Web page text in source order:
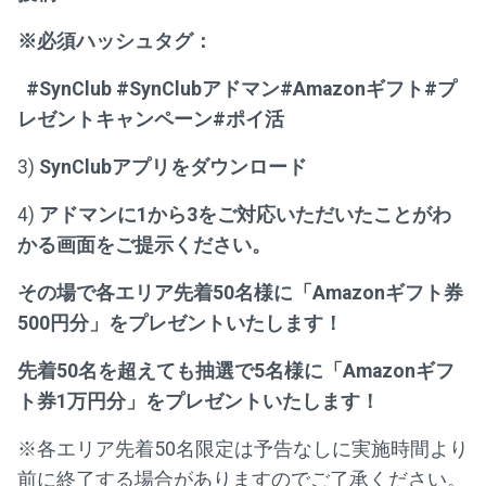
※必須ハッシュタグ：
#SynClub #SynClubアドマン#Amazonギフト#プ
レゼントキャンペーン#ポイ活
3) SynClubアプリをダウンロード
4) アドマンに1から3をご対応いただいたことがわ
かる画面をご提示ください。
その場で各エリア先着50名様に「Amazonギフト券
500円分」をプレゼントいたします！
先着50名を超えても抽選で5名様に「Amazonギフ
ト券1万円分」をプレゼントいたします！
※各エリア先着50名限定は予告なしに実施時間より
前に終了する場合がありますのでご了承ください。